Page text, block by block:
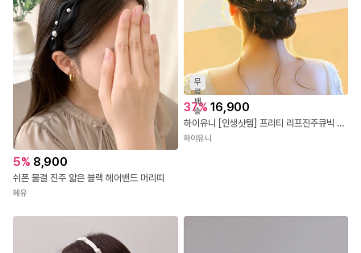
5% 8,900
쉬폰 물결 진주 얇은 블랙 헤어밴드 머리띠
혜유
무
료
배
송
37% 16,900
하이유니 [인생샷템] 프리티 리프진주큐빅 플라워 셀프웨딩 스냅 머리띠 헤어밴드 HY2025-2885
하이유니